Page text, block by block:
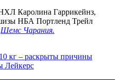
Каролина Гаррикейнз,
НБА Портленд Трейл
Шемс Чарания.
кг – раскрыты причины
Лейкерс